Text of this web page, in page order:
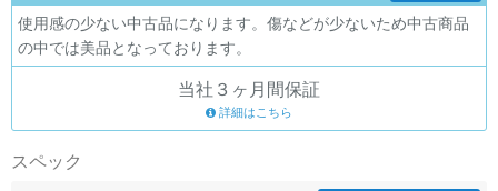
使用感の少ない中古品になります。傷などが少ないため中古商品
の中では美品となっております。
当社３ヶ月間保証
詳細はこちら
スペック
CPUの絞り込み
OS
メモリ